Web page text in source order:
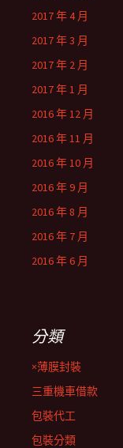
2017 年 4 月
2017 年 3 月
2017 年 2 月
2017 年 1 月
2016 年 12 月
2016 年 11 月
2016 年 10 月
2016 年 9 月
2016 年 8 月
2016 年 7 月
2016 年 6 月
分類
×薄膜封裝
三重機車借款
包裝代工
包裝分類